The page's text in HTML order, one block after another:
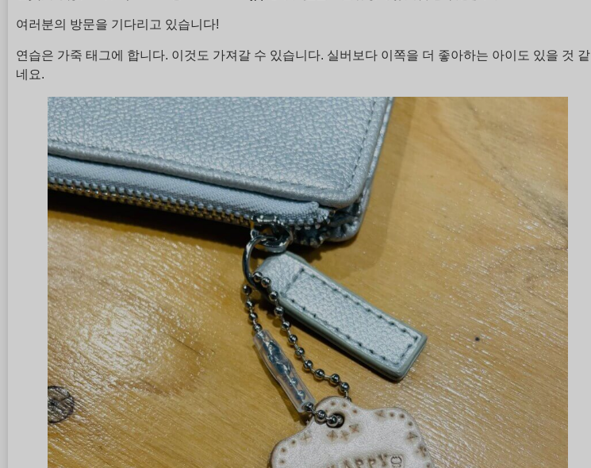
여러분의 방문을 기다리고 있습니다!
연습은 가죽 태그에 합니다. 이것도 가져갈 수 있습니다. 실버보다 이쪽을 더 좋아하는 아이도 있을 것 같
네요.